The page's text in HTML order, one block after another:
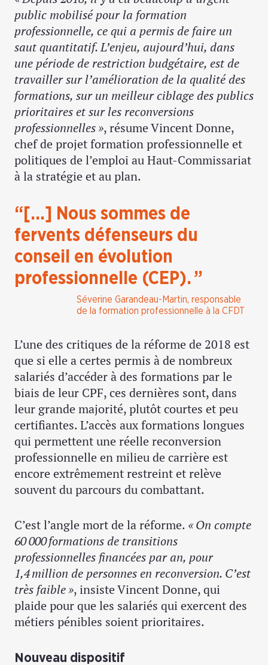
public mobilisé pour la formation
professionnelle, ce qui a permis de faire un
saut quantitatif. L’enjeu, aujourd’hui, dans
une période de restriction budgétaire, est de
travailler sur l’amélioration de la qualité des
formations, sur un meilleur ciblage des publics
prioritaires et sur les reconversions
professionnelles », résume Vincent Donne,
chef de projet formation professionnelle et
politiques de l’emploi au Haut-Commissariat
à la stratégie et au plan.
“[…] Nous sommes de
fervents défenseurs du
conseil en évolution
professionnelle (CEP). ”
Séverine Garandeau-Martin, responsable
de la formation professionnelle à la CFDT
L’une des critiques de la réforme de 2018 est
que si elle a certes permis à de nombreux
salariés d’accéder à des formations par le
biais de leur CPF, ces dernières sont, dans
leur grande majorité, plutôt courtes et peu
certifiantes. L’accès aux formations longues
qui permettent une réelle reconversion
professionnelle en milieu de carrière est
encore extrêmement restreint et relève
souvent du parcours du combattant.
C’est l’angle mort de la réforme. « On compte
60 000 formations de transitions
professionnelles financées par an, pour
1,4 million de personnes en reconversion. C’est
très faible », insiste Vincent Donne, qui
plaide pour que les salariés qui exercent des
métiers pénibles soient prioritaires.
Nouveau dispositif